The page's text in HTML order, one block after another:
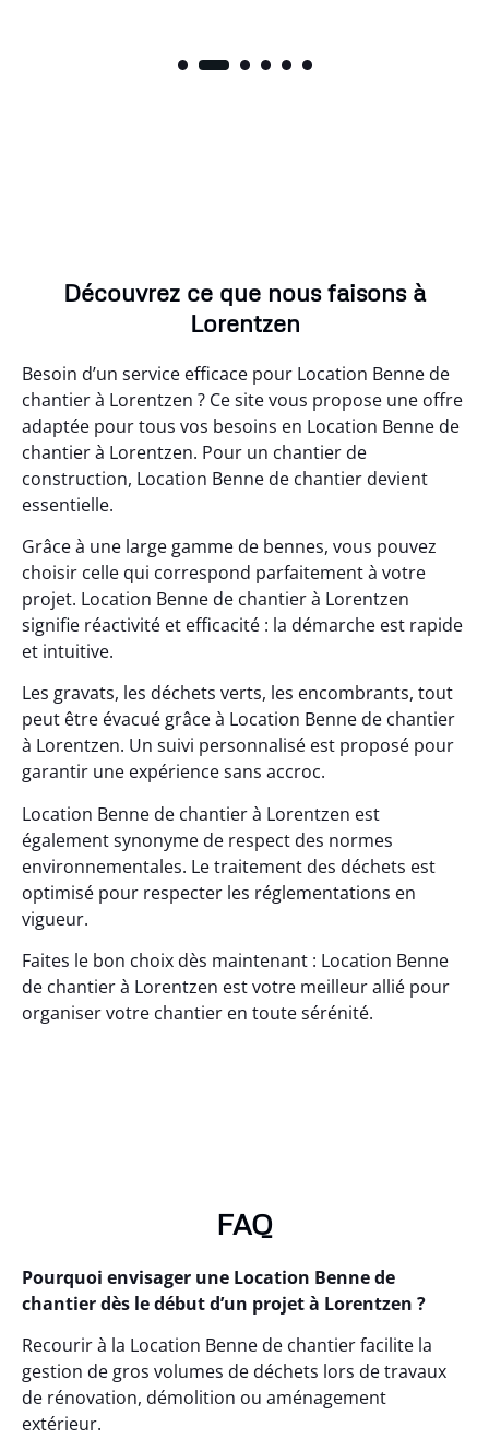
Découvrez ce que nous faisons à
Lorentzen
Besoin d’un service efficace pour Location Benne de
chantier à Lorentzen ? Ce site vous propose une offre
adaptée pour tous vos besoins en Location Benne de
chantier à Lorentzen. Pour un chantier de
construction, Location Benne de chantier devient
essentielle.
Grâce à une large gamme de bennes, vous pouvez
choisir celle qui correspond parfaitement à votre
projet. Location Benne de chantier à Lorentzen
signifie réactivité et efficacité : la démarche est rapide
et intuitive.
Les gravats, les déchets verts, les encombrants, tout
peut être évacué grâce à Location Benne de chantier
à Lorentzen. Un suivi personnalisé est proposé pour
garantir une expérience sans accroc.
Location Benne de chantier à Lorentzen est
également synonyme de respect des normes
environnementales. Le traitement des déchets est
optimisé pour respecter les réglementations en
vigueur.
Faites le bon choix dès maintenant : Location Benne
de chantier à Lorentzen est votre meilleur allié pour
organiser votre chantier en toute sérénité.
FAQ
Pourquoi envisager une Location Benne de
chantier dès le début d’un projet à Lorentzen ?
Recourir à la Location Benne de chantier facilite la
gestion de gros volumes de déchets lors de travaux
de rénovation, démolition ou aménagement
extérieur.